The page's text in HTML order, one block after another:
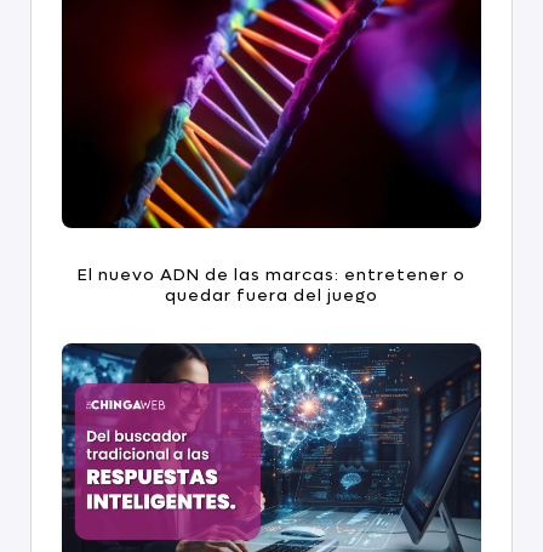
El nuevo ADN de las marcas: entretener o
quedar fuera del juego